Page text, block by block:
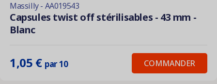
Massilly - AA019543
Capsules twist off stérilisables - 43 mm -
Blanc
1,05 € par 10 COMMANDER